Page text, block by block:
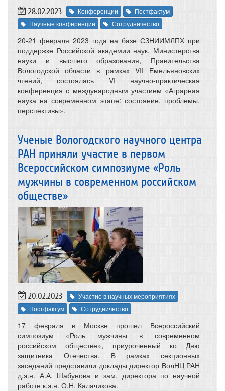
28.02.2023 Конференции
Постфактум
Научные конференции
Сотрудничество
20-21 февраля 2023 года на базе СЗНИИМЛПХ при
поддержке Российской академии наук, Министерства
науки и высшего образования, Правительства
Вологодской области в рамках VII Емельяновских
чтений, состоялась VI научно-практическая
конференция с международным участием «Аграрная
наука на современном этапе: состояние, проблемы,
перспективы».
Ученые Вологодского научного центра
РАН приняли участие в первом
Всероссийском симпозиуме «Роль
мужчины в современном российском
обществе»
20.02.2023
Участие в научных мероприятиях
Постфактум
Сотрудничество
17 февраля в Москве прошел Всероссийский
симпозиум «Роль мужчины в современном
российском обществе», приуроченный ко Дню
защитника Отечества. В рамках секционных
заседаний представили доклады директор ВолНЦ РАН
д.э.н. А.А. Шабунова и зам. директора по научной
работе к.э.н. О.Н. Калачикова.